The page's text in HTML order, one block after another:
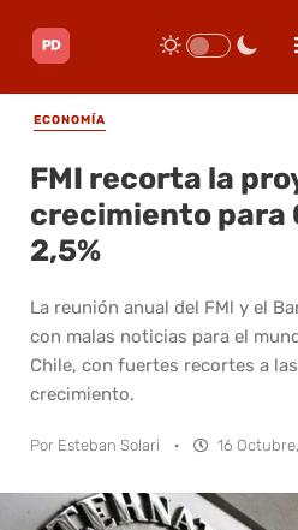
ECONOMÍA
FMI recorta la
crecimiento para
2,5%
La reunión anual del FMl y el
con malas noticias para el
Chile, con fuertes recortes a
crecimiento.
Por Esteban Solari · 16